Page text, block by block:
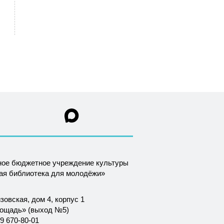
бюджетное учреждение культуры
библиотека для молодёжи»
дом 4, корпус 1
(выход №5)
670-80-01